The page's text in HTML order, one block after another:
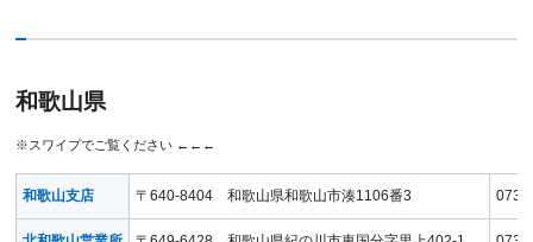
和歌山県
和歌山支店 〒640-8404 和歌山県和歌山市湊1106番3 073-